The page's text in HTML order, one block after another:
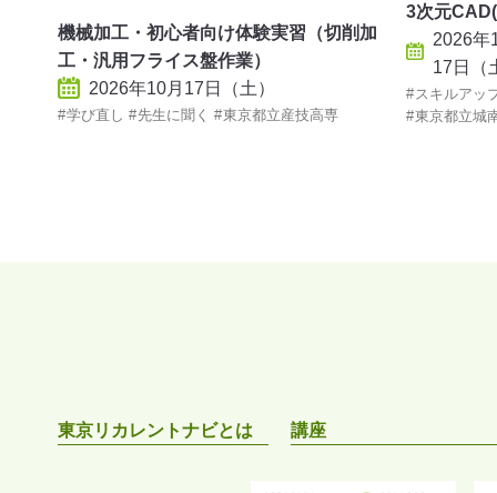
機械加工・初心者向け体験実習（切削加
工・汎用フライス盤作業）
2026年10月17日（土）
学び直し 先生に聞く 東京都立産技高専
3次元
2026年
17日（
スキルアッ
東京都立城
東京リカレントナビとは 講座